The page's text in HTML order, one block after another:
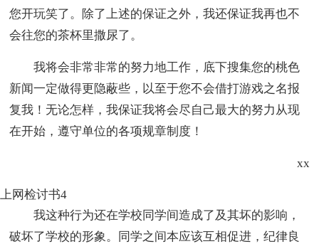
您开玩笑了。除了上述的保证之外，我还保证我再也不
会往您的茶杯里撒尿了。
我将会非常非常的努力地工作，底下搜集您的桃色
新闻一定做得更隐蔽些，以至于您不会借打游戏之名报
复我！无论怎样，我保证我将会尽自己最大的努力从现
在开始，遵守单位的各项规章制度！
xx
上网检讨书4
我这种行为还在学校同学间造成了及其坏的影响，
破坏了学校的形象。同学之间本应该互相促进，纪律良